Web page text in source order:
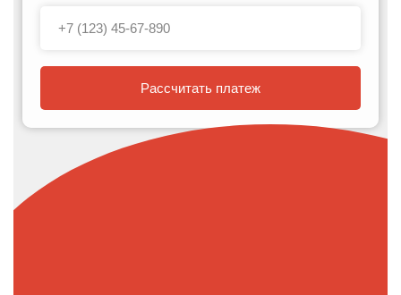
Рассчитать платеж